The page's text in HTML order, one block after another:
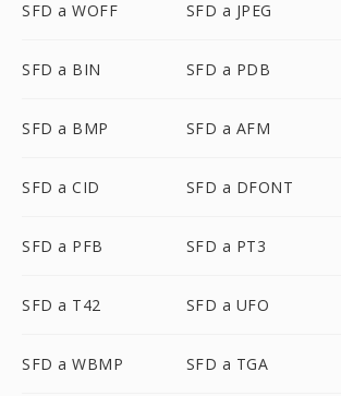
SFD a WOFF SFD a JPEG
SFD a BIN SFD a PDB
SFD a BMP SFD a AFM
SFD a CID SFD a DFONT
SFD a PFB SFD a PT3
SFD a T42 SFD a UFO
SFD a WBMP SFD a TGA